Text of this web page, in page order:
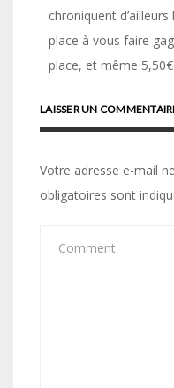
chroniquent d’ailleurs
place à vous faire
place, et même
LAISSER UN
Votre adresse e-mail
obligatoires sont